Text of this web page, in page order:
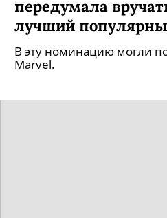
передумала
лучший
В эту номинацию могли
Marvel.